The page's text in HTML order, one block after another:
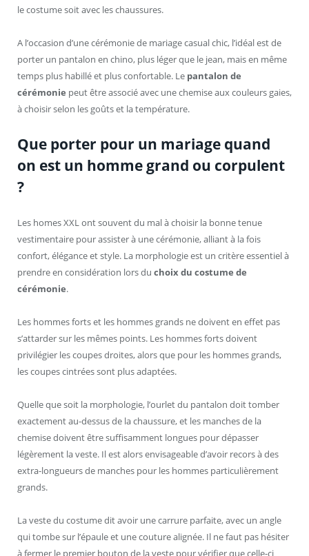
le costume soit avec les chaussures.
A l’occasion d’une cérémonie de mariage casual chic, l’idéal est de
porter un pantalon en chino, plus léger que le jean, mais en même
temps plus habillé et plus confortable. Le pantalon de
cérémonie peut être associé avec une chemise aux couleurs gaies,
à choisir selon les goûts et la température.
Que porter pour un mariage quand
on est un homme grand ou corpulent
?
Les homes XXL ont souvent du mal à choisir la bonne tenue
vestimentaire pour assister à une cérémonie, alliant à la fois
confort, élégance et style. La morphologie est un critère essentiel à
prendre en considération lors du choix du costume de
cérémonie.
Les hommes forts et les hommes grands ne doivent en effet pas
s’attarder sur les mêmes points. Les hommes forts doivent
privilégier les coupes droites, alors que pour les hommes grands,
les coupes cintrées sont plus adaptées.
Quelle que soit la morphologie, l’ourlet du pantalon doit tomber
exactement au-dessus de la chaussure, et les manches de la
chemise doivent être suffisamment longues pour dépasser
légèrement la veste. Il est alors envisageable d’avoir recors à des
extra-longueurs de manches pour les hommes particulièrement
grands.
La veste du costume dit avoir une carrure parfaite, avec un angle
qui tombe sur l’épaule et une couture alignée. Il ne faut pas hésiter